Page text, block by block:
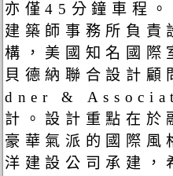
亦僅45分鐘車程
建築師事務所負責
構，美國知名國
貝德納聯合設計
dner &
計。設計重點在於
豪華氣派的國際風
洋建設公司承建，